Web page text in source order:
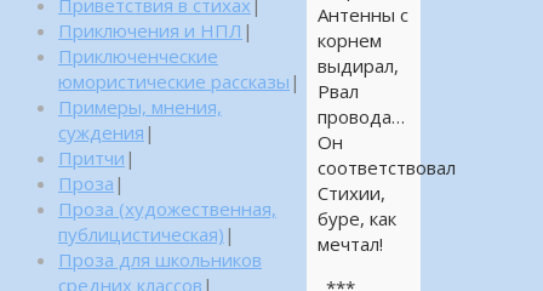
Антенны с
корнем
выдирал,
Рвал
провода…
Он
соответствовал
Стихии,
буре, как
мечтал!
Приветствия в стихах
Приключения и НПЛ |
Приключенческие
юмористические рассказы |
Примеры, мнения,
суждения |
Притчи |
Проза |
Проза (художественная,
публицистическая) |
Проза для школьников
средних классов |